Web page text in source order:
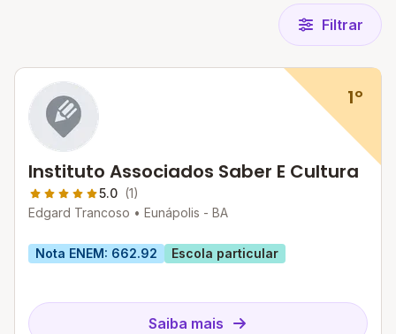
Filtrar
1º
Instituto Associados Saber E Cultura
5.0 (1)
Edgard Trancoso • Eunápolis - BA
Nota ENEM: 662.92 Escola particular
Saiba mais